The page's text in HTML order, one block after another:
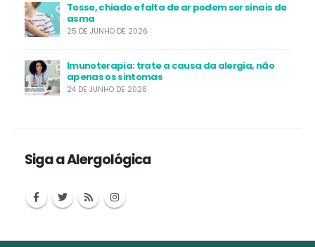
Tosse, chiado e falta de ar podem ser sinais de
asma
25 DE JUNHO DE 2026
Imunoterapia: trate a causa da alergia, não
apenas os sintomas
24 DE JUNHO DE 2026
Siga a Alergológica